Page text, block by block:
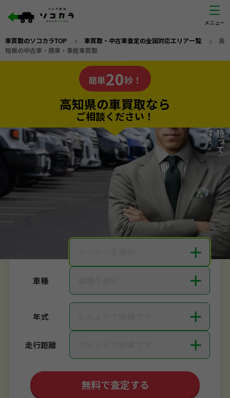
車買取のソコカラTOP > 車買取・中古車査定の全国対応エリア一覧> 高
知県の中古車・廃車・事故車買取
の車買取なら
ソコカラの
電話か出張か、高い方の査定を提案。
私たちが責任を持って
査定いたします！
簡単20秒！
高知県の車買取なら
ご相談ください！
20秒で入力完了！
カンタンWeb査定
ご依頼いただいたお車を丁寧に査定いたします
＋
車種 ＋
年式 ＋
走行距離 ＋
無料で査定する